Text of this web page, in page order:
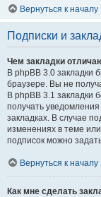
Вернуться к началу
Подписки и
Чем закладки
В phpBB 3.0 закладки
браузере. Вы не
В phpBB 3.1
получать
закладках. В случае
изменениях в теме
подписок можно
Вернуться к началу
Как мне сделать